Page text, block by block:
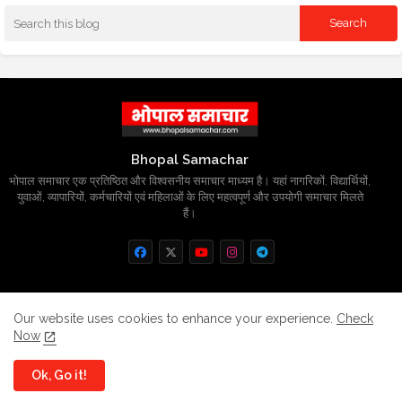
Bhopal Samachar
भोपाल समाचार एक प्रतिष्ठित और विश्वसनीय समाचार माध्यम है। यहां नागरिकों, विद्यार्थियों,
युवाओं, व्यापारियों, कर्मचारियों एवं महिलाओं के लिए महत्वपूर्ण और उपयोगी समाचार मिलते
हैं।
All Right Reserved Copyright
Home About Contact us
Privacy Policy
Our website uses cookies to enhance your experience. Check
Now
Ok, Go it!